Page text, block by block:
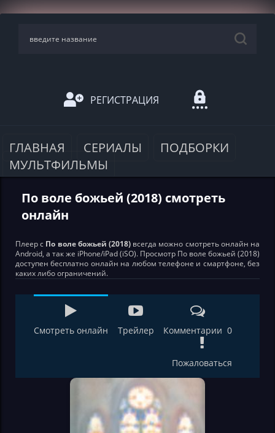
РЕГИСТРАЦИЯ
ГЛАВНАЯ СЕРИАЛЫ
ПОДБОРКИ
МУЛЬТФИЛЬМЫ
По воле божьей (2018) смотреть
онлайн
Плеер с По воле божьей (2018) всегда можно смотреть онлайн на
Android, а так же iPhone/iPad (iSO). Просмотр По воле божьей (2018)
доступен бесплатно онлайн на любом телефоне и смартфоне, без
каких либо ограничений.
Смотреть онлайн Трейлер Комментарии 0
Пожаловаться